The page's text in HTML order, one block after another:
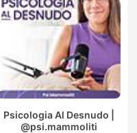
Psicologia Al Desnudo |
@psi.mammoliti